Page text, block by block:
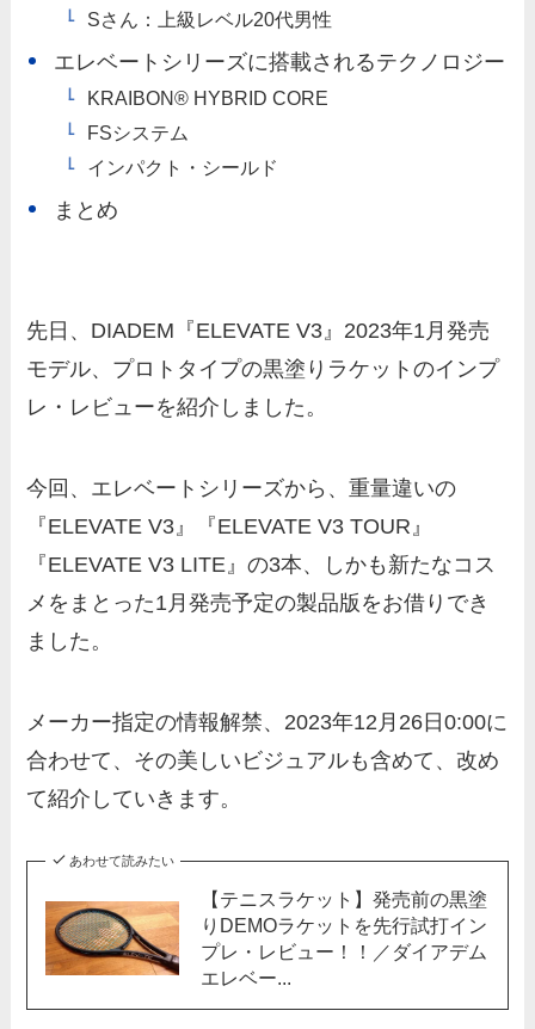
Sさん：上級レベル20代男性
エレベートシリーズに搭載されるテクノロジー
KRAIBON® HYBRID CORE
FSシステム
インパクト・シールド
まとめ
先日、DIADEM『ELEVATE V3』2023年1月発売
モデル、プロトタイプの黒塗りラケットのインプ
レ・レビューを紹介しました。
今回、エレベートシリーズから、重量違いの
『ELEVATE V3』『ELEVATE V3 TOUR』
『ELEVATE V3 LITE』の3本、しかも新たなコス
メをまとった1月発売予定の製品版をお借りでき
ました。
メーカー指定の情報解禁、2023年12月26日0:00に
合わせて、その美しいビジュアルも含めて、改め
て紹介していきます。
あわせて読みたい
【テニスラケット】発売前の黒塗
りDEMOラケットを先行試打イン
プレ・レビュー！！／ダイアデム
エレベー...